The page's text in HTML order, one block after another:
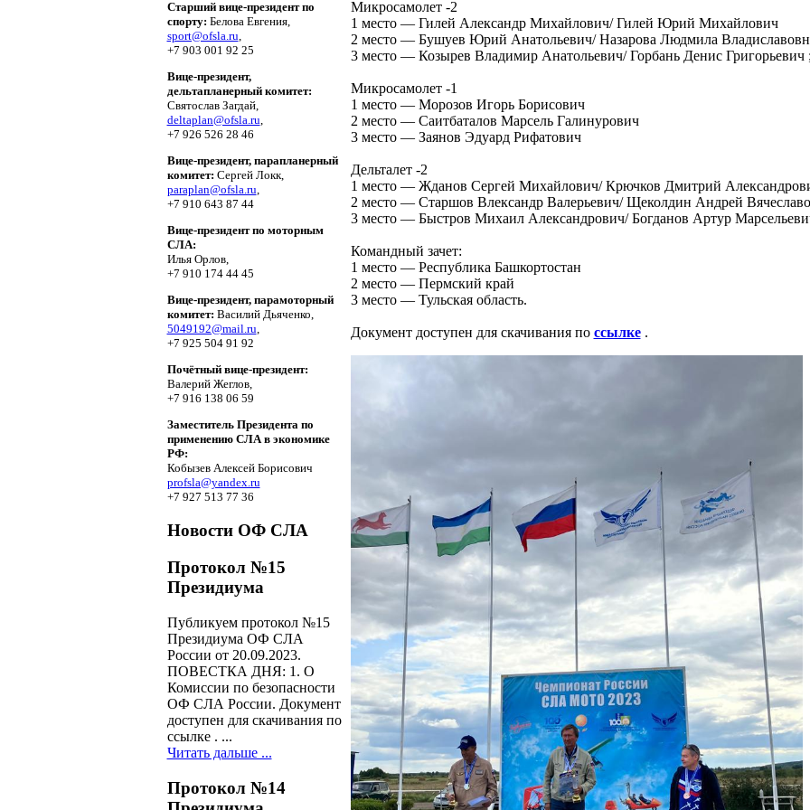
Старший вице-президент по
спорту: Белова Евгения,
sport@ofsla.ru
+7 903 001 92 25
Вице-президент,
дельтапланерный комитет:
Святослав Загдай,
deltaplan@ofsla.ru
+7 926 526 28 46
Вице-президент, парапланерный
комитет: Сергей Локк,
paraplan@ofsla.ru
+7 910 643 87 44
Вице-президент по моторным
СЛА:
Илья Орлов,
+7 910 174 44 45
Вице-президент, парамоторный
комитет: Василий Дьяченко,
5049192@mail.ru
+7 925 504 91 92
Почётный вице-президент:
Валерий Жеглов,
+7 916 138 06 59
Заместитель Президента по
применению СЛА в экономике
РФ:
Кобызев Алексей Борисович
profsla@yandex.ru
+7 927 513 77 36
Новости ОФ СЛА
Протокол №15
Президиума
Публикуем протокол №15
Президиума ОФ СЛА
России от 20.09.2023.
ПОВЕСТКА ДНЯ: 1. О
Комиссии по безопасности
ОФ СЛА России. Документ
доступен для скачивания по
ссылке . ...
Читать дальше ...
Протокол №14
Микросамолет -2
1 место — Гилей Александр Михайлович/ Гилей Юрий Михайлович
2 место — Бушуев Юрий Анатольевич/ Назарова Людмила
3 место — Козырев Владимир Анатольевич/ Горбань Денис Григорьевич ;
Микросамолет -1
1 место — Морозов Игорь Борисович
2 место — Саитбаталов Марсель Галинурович
3 место — Заянов Эдуард Рифатович
Дельталет -2
1 место — Жданов Сергей Михайлович/ Крючков Дмитрий
2 место — Старшов Влександр Валерьевич/ Щеколдин Андрей
3 место — Быстров Михаил Александрович/ Богданов Артур
Командный зачет:
1 место — Республика Башкортостан
2 место — Пермский край
3 место — Тульская область.
Документ доступен для скачивания по ссылке .